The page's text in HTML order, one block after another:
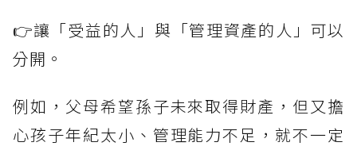
👉讓「受益的人」與「管理資產的人」可以
分開。
例如，父母希望孫子未來取得財產，但又擔
心孩子年紀太小、管理能力不足，就不一定